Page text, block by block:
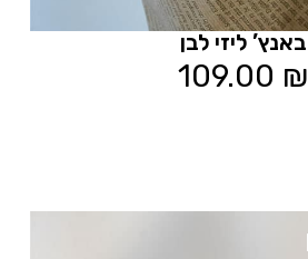
באנץ’ ליזי לבן
109.00 ₪